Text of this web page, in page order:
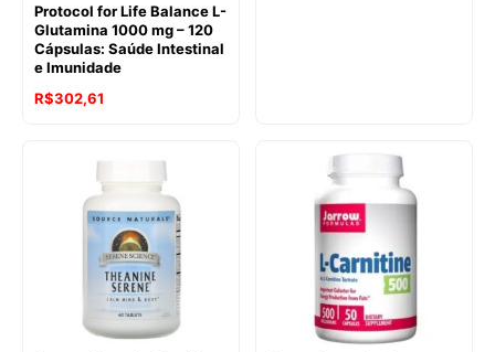
Protocol for Life Balance L-
Glutamina 1000 mg – 120
Cápsulas: Saúde Intestinal
e Imunidade
R$302,61